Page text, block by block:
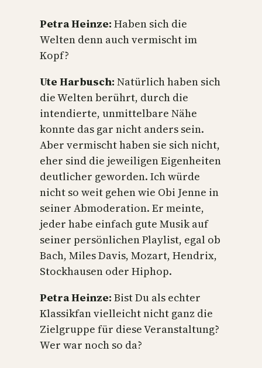
Petra Heinze: Haben sich die
Welten denn auch vermischt im
Kopf?
Ute Harbusch: Natürlich haben sich
die Welten berührt, durch die
intendierte, unmittelbare Nähe
konnte das gar nicht anders sein.
Aber vermischt haben sie sich nicht,
eher sind die jeweiligen Eigenheiten
deutlicher geworden. Ich würde
nicht so weit gehen wie Obi Jenne in
seiner Abmoderation. Er meinte,
jeder habe einfach gute Musik auf
seiner persönlichen Playlist, egal ob
Bach, Miles Davis, Mozart, Hendrix,
Stockhausen oder Hiphop.
Petra Heinze: Bist Du als echter
Klassikfan vielleicht nicht ganz die
Zielgruppe für diese Veranstaltung?
Wer war noch so da?